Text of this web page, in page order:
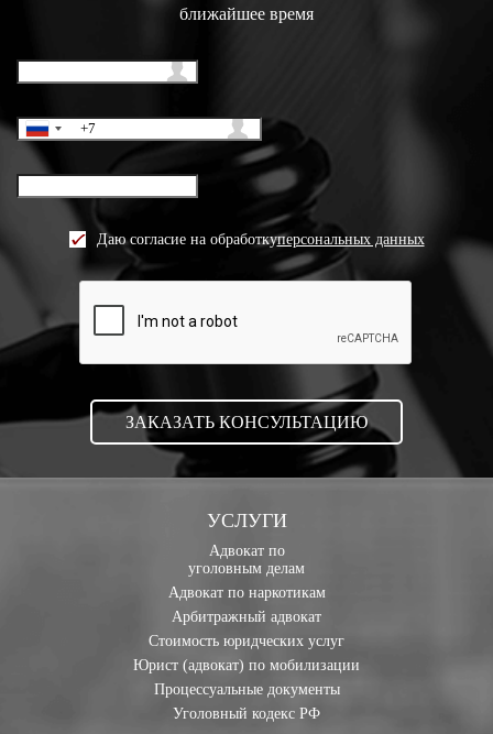
ближайшее время
Даю согласие на обработкуперсональных данных
УСЛУГИ
Адвокат по
уголовным делам
Адвокат по наркотикам
Арбитражный адвокат
Стоимость юридческих услуг
Юрист (адвокат) по мобилизации
Процессуальные документы
Уголовный кодекс РФ